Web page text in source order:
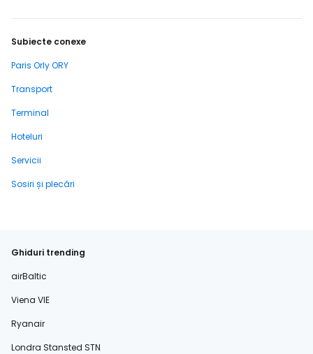
Subiecte conexe
Paris Orly ORY
Transport
Terminal
Hoteluri
Servicii
Sosiri și plecări
Ghiduri trending
airBaltic
Viena VIE
Ryanair
Londra Stansted STN